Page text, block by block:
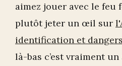
aimez jouer avec le feu
plutôt jeter un œil sur
identification et
là-bas c’est vraiment